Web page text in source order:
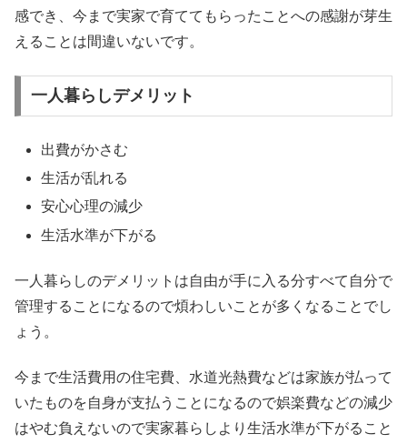
感でき、今まで実家で育ててもらったことへの感謝が芽生
えることは間違いないです。
一人暮らしデメリット
出費がかさむ
生活が乱れる
安心心理の減少
生活水準が下がる
一人暮らしのデメリットは自由が手に入る分すべて自分で
管理することになるので煩わしいことが多くなることでし
ょう。
今まで生活費用の住宅費、水道光熱費などは家族が払って
いたものを自身が支払うことになるので娯楽費などの減少
はやむ負えないので実家暮らしより生活水準が下がること